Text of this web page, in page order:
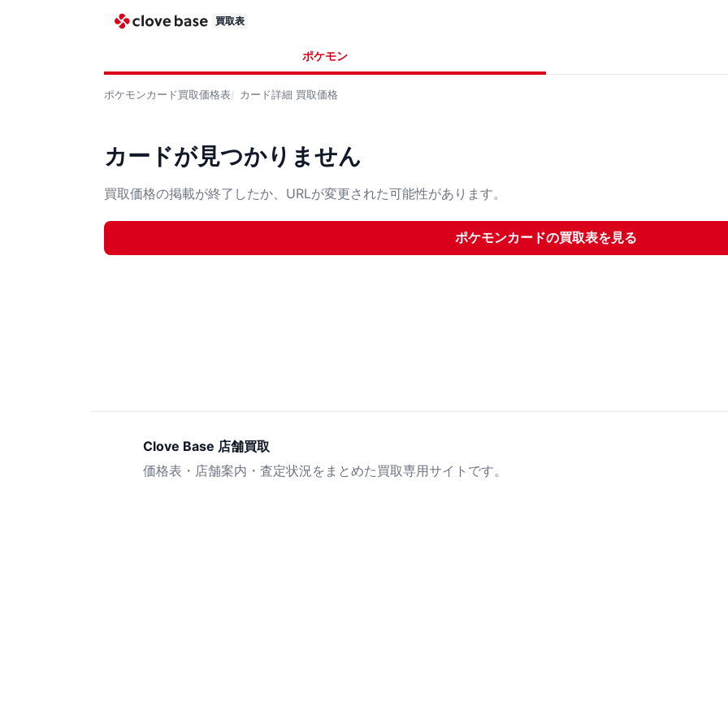
買取表
ポケモン
ポケモンカード買取価格表 カード詳細 買取価格
カードが見つかりません
買取価格の掲載が終了したか、URLが変更された可能性があります。
ポケモンカードの買取表を見る
Clove Base 店舗買取
価格表・店舗案内・査定状況をまとめた買取専用サイトです。